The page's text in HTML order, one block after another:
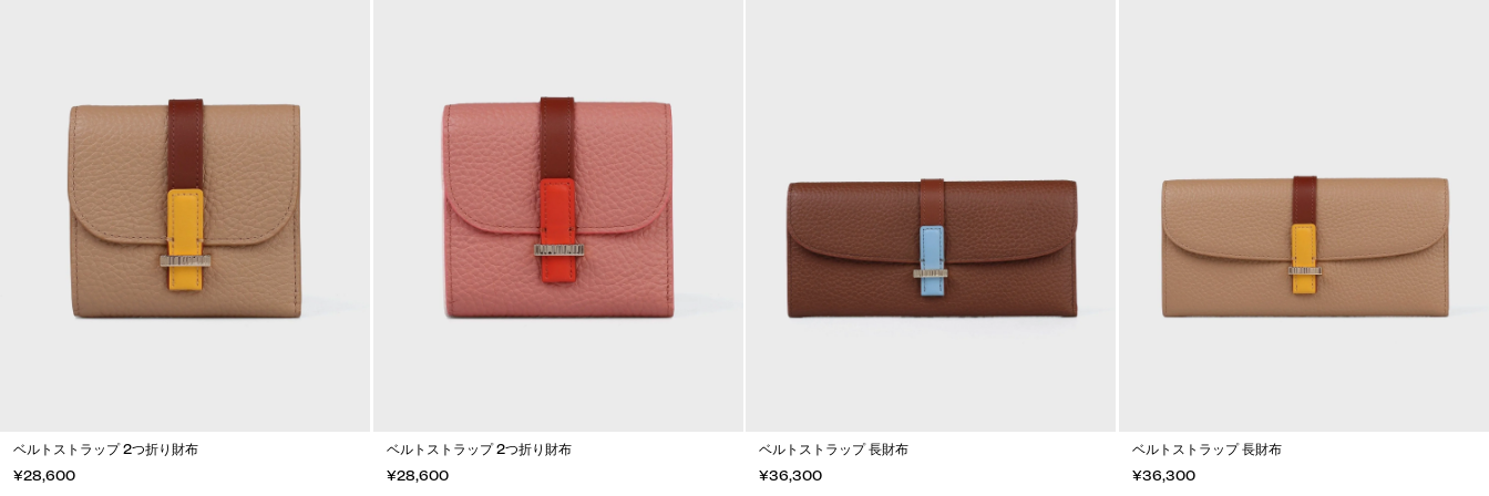
ベルトストラップ 2つ折り財布
¥28,600
ベルトストラップ 2つ折り財布
¥28,600
ベルトストラップ 長財布
¥36,300
ベルトストラップ 長財布
¥36,300